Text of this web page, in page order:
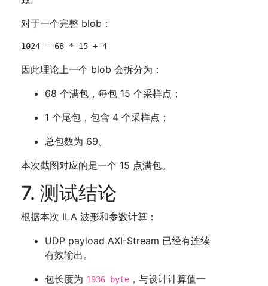
对于一个完整 blob：
因此理论上一个 blob 会拆分为：
68 个满包，每包 15 个采样点；
1 个尾包，包含 4 个采样点；
总包数为 69。
本次截图对应的是一个 15 点满包。
7. 测试结论
根据本次 ILA 波形和参数计算：
UDP payload AXI-Stream 已经有连续
有效输出。
包长度为 1936 byte ，与设计计算值一